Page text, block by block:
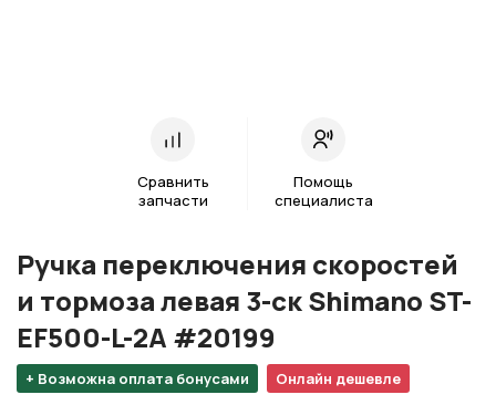
Сравнить
запчасти
Помощь
специалиста
+ Возможна оплата бонусами Онлайн дешевле
Ручка переключения скоростей
и тормоза левая 3-ск Shimano ST-
EF500-L-2A #20199